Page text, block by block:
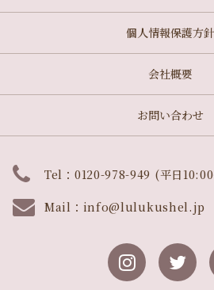
個人情報保護方針
会社概要
お問い合わせ
Tel：0120-978-949 (平日
Mail： info@lulukushel.jp